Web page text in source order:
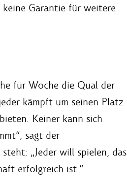
Garantie für weitere
für Woche die Qual der
kämpft um seinen Platz
Keiner kann sich
sagt der
„Jeder will spielen, das
erfolgreich ist.“